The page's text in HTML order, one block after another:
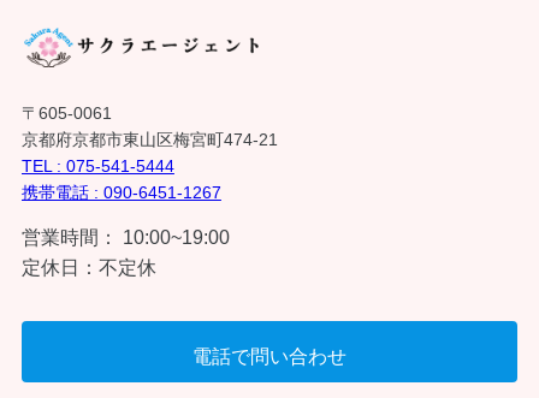
〒605-0061
京都府京都市東山区梅宮町474-21
TEL : 075-541-5444
携帯電話 : 090-6451-1267
営業時間： 10:00~19:00
定休日：不定休
電話で問い合わせ